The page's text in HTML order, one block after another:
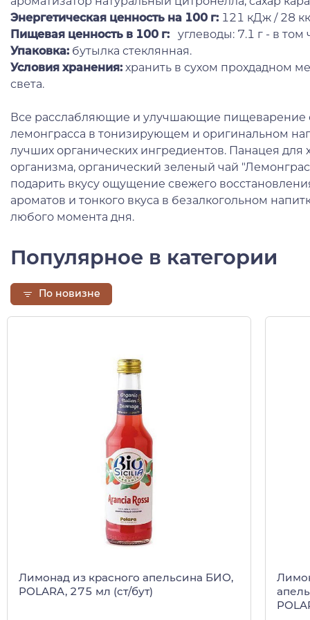
Энергетическая ценность на 100 г: 121 кДж / 28
Пищевая ценность в 100 г:
углеводы: 7.1 г - в том
Упаковка: бутылка стеклянная.
Условия хранения: хранить в сухом прохдадном
света.
Все расслабляющие и улучшающие пищеварение
лемонграсса в тонизирующем и оригинальном
лучших органических ингредиентов. Панацея для
организма, органический зеленый чай
подарить вкусу ощущение свежего
ароматов и тонкого вкуса в безалкогольном
любого момента дня.
Популярное в категории
По новизне
Лимонад из красного апельсина БИО,
POLARA, 275 мл (ст/бут)